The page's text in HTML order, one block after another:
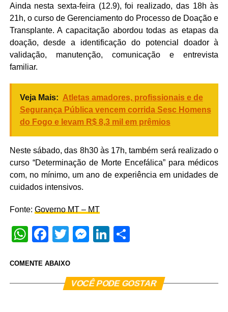
Ainda nesta sexta-feira (12.9), foi realizado, das 18h às
21h, o curso de Gerenciamento do Processo de Doação e
Transplante. A capacitação abordou todas as etapas da
doação, desde a identificação do potencial doador à
validação, manutenção, comunicação e entrevista
familiar.
Veja Mais: Atletas amadores, profissionais e de
Segurança Pública vencem corrida Sesc Homens
do Fogo e levam R$ 8,3 mil em prêmios
Neste sábado, das 8h30 às 17h, também será realizado o
curso “Determinação de Morte Encefálica” para médicos
com, no mínimo, um ano de experiência em unidades de
cuidados intensivos.
Fonte: Governo MT – MT
WhatsApp
Facebook
TwitterMessenger
LinkedIn
COMENTE ABAIXO
VOCÊ PODE GOSTAR